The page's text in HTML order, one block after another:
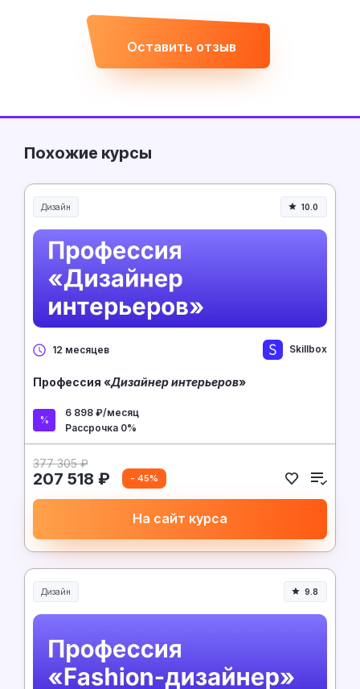
Оставить отзыв
Похожие курсы
Дизайн 10.0
12 месяцев Skillbox
Профессия «Дизайнер интерьеров»
6 898 ₽/месяц
Рассрочка 0%
377 305 ₽
207 518 ₽ - 45%
На сайт курса
Дизайн 9.8